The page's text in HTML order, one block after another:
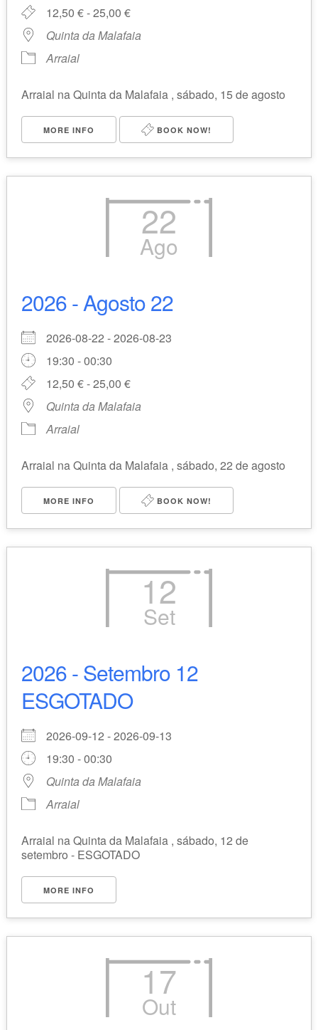
12,50 € - 25,00 €
Quinta da Malafaia
Arraial
Arraial na Quinta da Malafaia , sábado, 15 de agosto
MORE INFO BOOK NOW!
22
Ago
2026 - Agosto 22
2026-08-22 - 2026-08-23
19:30 - 00:30
12,50 € - 25,00 €
Quinta da Malafaia
Arraial
Arraial na Quinta da Malafaia , sábado, 22 de agosto
MORE INFO BOOK NOW!
12
Set
2026 - Setembro 12
ESGOTADO
2026-09-12 - 2026-09-13
19:30 - 00:30
Quinta da Malafaia
Arraial
Arraial na Quinta da Malafaia , sábado, 12 de
setembro - ESGOTADO
MORE INFO
17
Out